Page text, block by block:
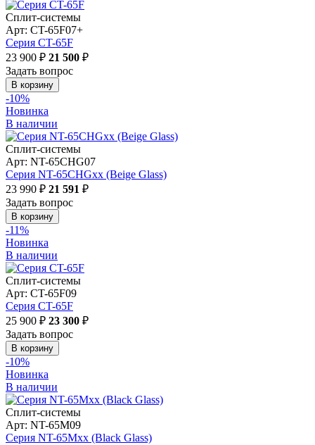
Сплит-системы
Арт: CT-65F07+
Серия CT-65F
23 900 ₽ 21 500 ₽
Задать вопрос
В корзину
-10%
Новинка
В наличии
Сплит-системы
Арт: NT-65CHG07
Серия NT-65CHGxx (Beige Glass)
23 990 ₽ 21 591 ₽
Задать вопрос
В корзину
-11%
Новинка
В наличии
Сплит-системы
Арт: CT-65F09
Серия CT-65F
25 900 ₽ 23 300 ₽
Задать вопрос
В корзину
-10%
Новинка
В наличии
Сплит-системы
Арт: NT-65M09
Серия NT-65Мxx (Black Glass)